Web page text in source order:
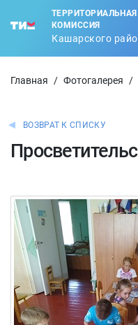
КОМИССИЯ
Кашарского
Главная / Фотогалерея /
ВОЗВРАТ К СПИСКУ